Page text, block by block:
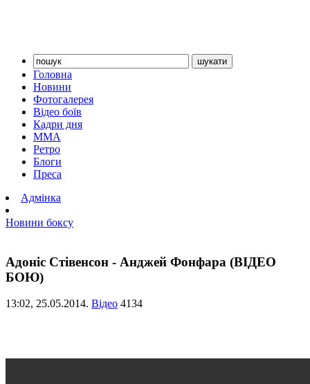
Головна
Новини
Фотогалерея
Відео боїв
Кадри дня
ММА
Ретро
Блоги
Преса
Адмінка
Новини боксу
Адоніс Стівенсон - Анджей Фонфара (ВІДЕО
БОЮ)
13:02, 25.05.2014. Відео 4134